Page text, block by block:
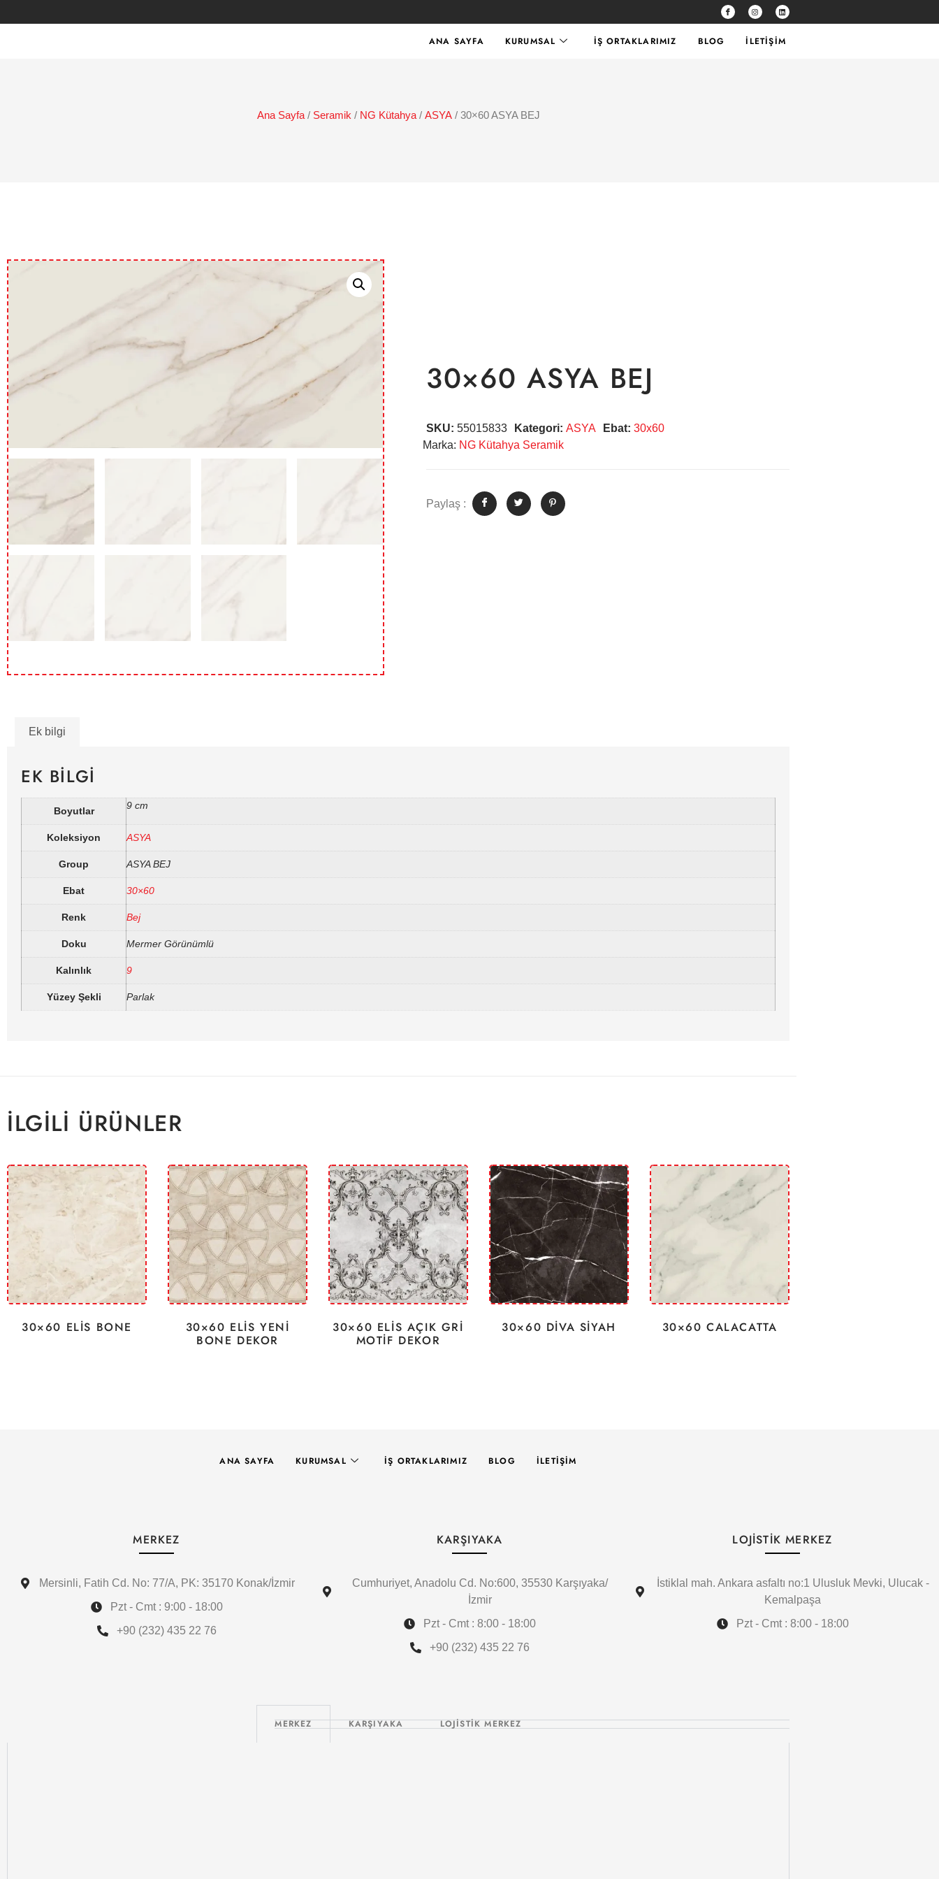
ANA SAYFA KURUMSAL İŞ ORTAKLARIMIZ BLOG İLETIŞIM
Ana Sayfa/ Seramik / NG Kütahya/ ASYA/ 30×60 ASYA BEJ
30×60 ASYA BEJ
SKU: 55015833 Kategori: ASYA Ebat: 30x60
Marka: NG Kütahya Seramik
Paylaş :
Ek bilgi
EK BILGI
Boyutlar 9 cm
Koleksiyon ASYA
Group ASYA BEJ
Ebat 30×60
Renk Bej
Doku Mermer Görünümlü
Kalınlık 9
Yüzey Şekli Parlak
İLGILI ÜRÜNLER
30×60 ELİS BONE
30×60 ELİS YENİ
BONE DEKOR
30×60 ELİS AÇIK GRİ
MOTİF DEKOR
30×60 DİVA SİYAH 30×60 CALACATTA
ANA SAYFA KURUMSAL İŞ ORTAKLARIMIZ BLOG İLETIŞIM
MERKEZ
Mersinli, Fatih Cd. No: 77/A, PK: 35170 Konak/İzmir
Pzt - Cmt : 9:00 - 18:00
+90 (232) 435 22 76
KARŞIYAKA
Cumhuriyet, Anadolu Cd. No:600, 35530 Karşıyaka/
İzmir
Pzt - Cmt : 8:00 - 18:00
+90 (232) 435 22 76
LOJİSTİK MERKEZ
İstiklal mah. Ankara asfaltı no:1 Ulusluk Mevki, Ulucak -
Kemalpaşa
Pzt - Cmt : 8:00 - 18:00
MERKEZ KARŞIYAKA LOJİSTİK MERKEZ